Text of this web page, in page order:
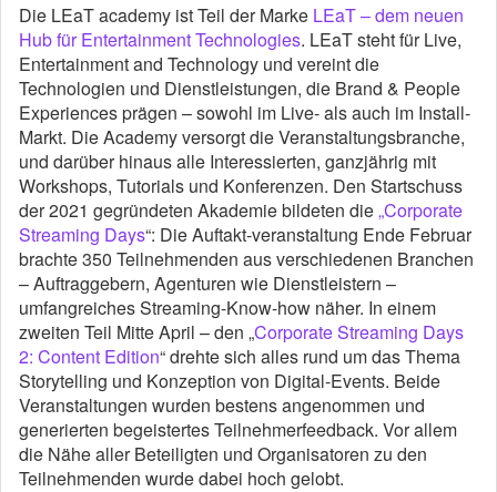
Die LEaT academy ist Teil der Marke LEaT – dem neuen
Hub für Entertainment Technologies. LEaT steht für Live,
Entertainment and Technology und vereint die
Technologien und Dienstleistungen, die Brand & People
Experiences prägen – sowohl im Live- als auch im Install-
Markt. Die Academy versorgt die Veranstaltungsbranche,
und darüber hinaus alle Interessierten, ganzjährig mit
Workshops, Tutorials und Konferenzen. Den Startschuss
der 2021 gegründeten Akademie bildeten die„Corporate
Streaming Days“: Die Auftakt-veranstaltung Ende Februar
brachte 350 Teilnehmenden aus verschiedenen Branchen
– Auftraggebern, Agenturen wie Dienstleistern –
umfangreiches Streaming-Know-how näher. In einem
zweiten Teil Mitte April – den „Corporate Streaming Days
2: Content Edition“ drehte sich alles rund um das Thema
Storytelling und Konzeption von Digital-Events. Beide
Veranstaltungen wurden bestens angenommen und
generierten begeistertes Teilnehmerfeedback. Vor allem
die Nähe aller Beteiligten und Organisatoren zu den
Teilnehmenden wurde dabei hoch gelobt.